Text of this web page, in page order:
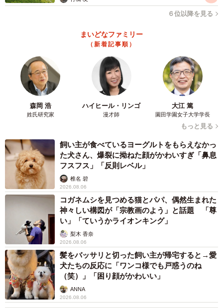
６位以降を見る
まいどなファミリー
（新着記事順）
森岡 浩
姓氏研究家
ハイヒール・リンゴ
漫才師
大江 篤
園田学園女子大学学長
もっと見る
飼い主が食べているヨーグルトをもらえなかっ
た犬さん、爆裂に拗ねた顔がかわいすぎ「鼻息
フスフス」「反則レベル」
椎名 碧
2026.08.06
コガネムシを見つめる猫とパパ、偶然生まれた
神々しい構図が「宗教画のよう」と話題 「尊
い」「ていうかライオンキング」
梨木 香奈
2026.08.06
髪をバッサリと切った飼い主が帰宅すると→愛
犬たちの反応に「ワンコ様でも戸惑うのね
（笑）」「困り顔がかわいい」
ANNA
2026.08.06